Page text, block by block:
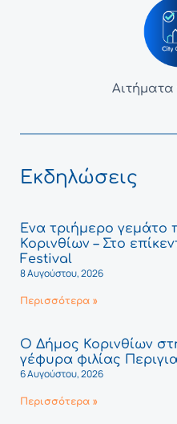
Αιτήματα
Εκδηλώσεις
Ένα τριήμερο γεμάτο
Κορινθίων – Στο
Festival
8 Αυγούστου, 2026
Περισσότερα »
Ο Δήμος Κορινθίων
γέφυρα φιλίας
6 Αυγούστου, 2026
Περισσότερα »